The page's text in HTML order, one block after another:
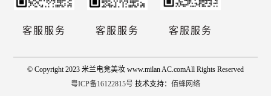
客服服务 客服服务 客服服务
© Copyright 2023 米兰电竞美妆 www.milan AC.comAll Rights Reserved
粤ICP备16122815号 技术支持： 佰蜂网络